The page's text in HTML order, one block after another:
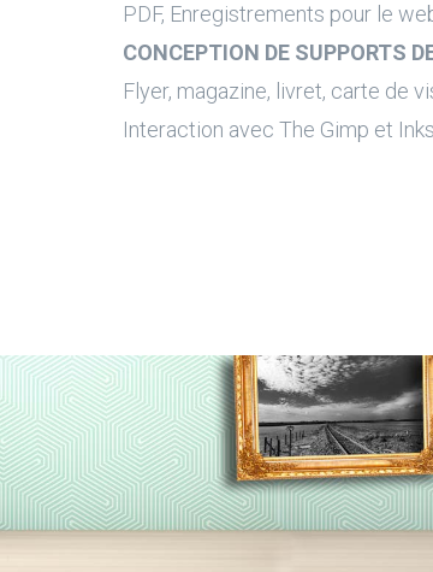
PDF, Enregistrements pour le
CONCEPTION DE SUPPORTS
Flyer, magazine, livret, carte de
Interaction avec The Gimp et